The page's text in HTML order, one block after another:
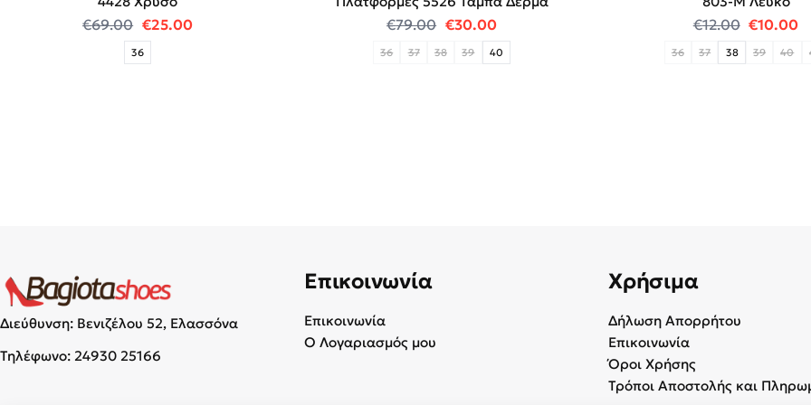
€69.00 Original price was: €69.00.
€25.00Η τρέχουσα τιμή είναι: €25.00.
36
€79.00 Original price was: €79.00.
€30.00Η τρέχουσα τιμή είναι: €30.00.
36 37 38 39 40
€12.00 Original
€10.00Η
36 37 38 39 40
Διεύθυνση: Βενιζέλου 52, Ελασσόνα
Τηλέφωνο: 24930 25166
Επικοινωνία
Επικοινωνία
Ο Λογαριασμός μου
Χρήσιμα
Δήλωση Απορρήτου
Επικοινωνία
Όροι Χρήσης
Τρόποι Αποστολής και